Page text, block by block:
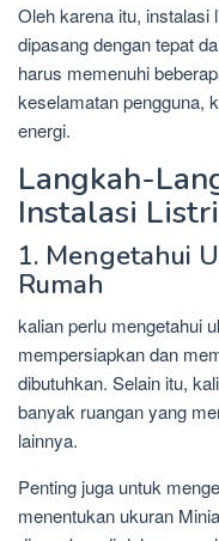
Oleh karena itu, instalasi
dipasang dengan tepat
harus memenuhi
keselamatan pengguna,
energi.
Langkah-
Instalasi
1. Mengetahui
Rumah
kalian perlu mengetahui
mempersiapkan dan
dibutuhkan. Selain itu,
banyak ruangan yang
lainnya.
Penting juga untuk
menentukan ukuran